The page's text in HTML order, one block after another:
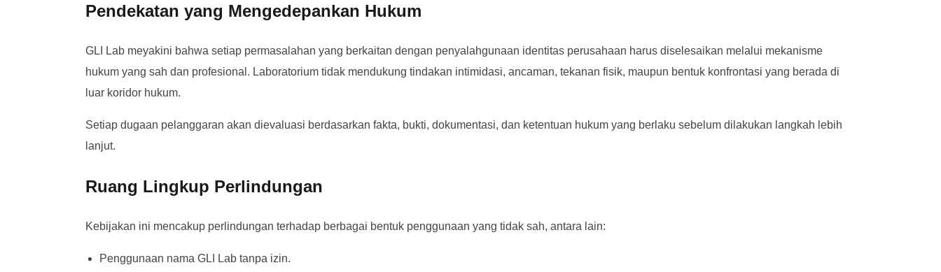
Pendekatan yang Mengedepankan Hukum
GLI Lab meyakini bahwa setiap permasalahan yang berkaitan dengan penyalahgunaan identitas perusahaan harus diselesaikan melalui mekanisme
hukum yang sah dan profesional. Laboratorium tidak mendukung tindakan intimidasi, ancaman, tekanan fisik, maupun bentuk konfrontasi yang berada di
luar koridor hukum.
Setiap dugaan pelanggaran akan dievaluasi berdasarkan fakta, bukti, dokumentasi, dan ketentuan hukum yang berlaku sebelum dilakukan langkah lebih
lanjut.
Ruang Lingkup Perlindungan
Kebijakan ini mencakup perlindungan terhadap berbagai bentuk penggunaan yang tidak sah, antara lain:
Penggunaan nama GLI Lab tanpa izin.